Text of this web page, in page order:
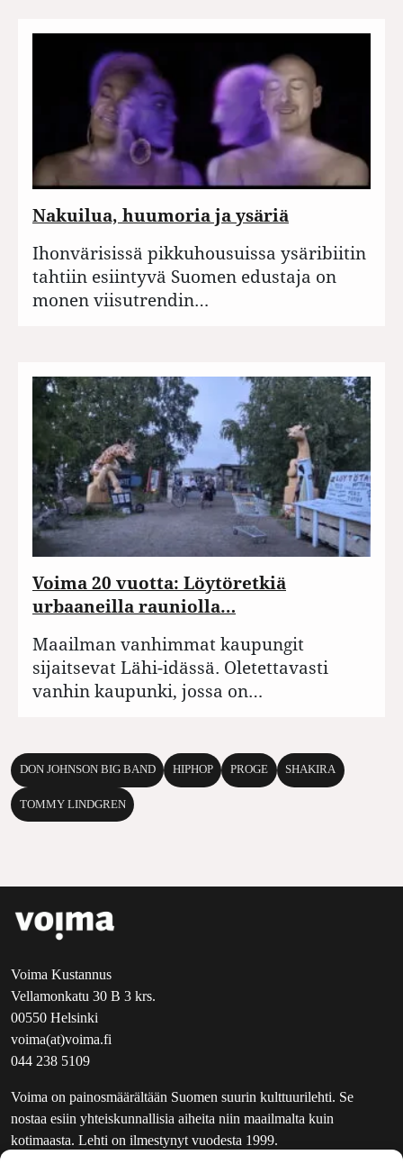
Nakuilua, huumoria ja ysäriä
Ihonvärisissä pikkuhousuissa ysäribiitin
tahtiin esiintyvä Suomen edustaja on
monen viisutrendin…
Voima 20 vuotta: Löytöretkiä
urbaaneilla rauniolla…
Maailman vanhimmat kaupungit
sijaitsevat Lähi-idässä. Oletettavasti
vanhin kaupunki, jossa on…
DON JOHNSON BIG BAND HIPHOP PROGE SHAKIRA
TOMMY LINDGREN
Voima Kustannus
Vellamonkatu 30 B 3 krs.
00550 Helsinki
voima(at)voima.fi
044 238 5109
Voima on painosmäärältään Suomen suurin kulttuurilehti. Se
nostaa esiin yhteiskunnallisia aiheita niin maailmalta kuin
kotimaasta. Lehti on ilmestynyt vuodesta 1999.